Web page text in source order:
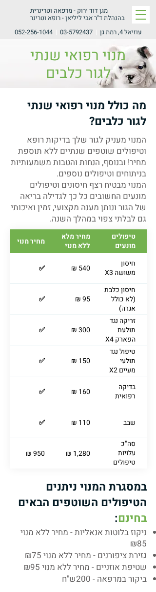
מגן דוד ירוק -מרפאה וטרינרית
בהנהלת ד"ר אבי ליליאן - רופא וטרינר
עוזיאל 4, רמת גן
03-5792437
052-256-1044
מנוי רפואי שנתי
לגור כלבים
מה כולל מנוי רפואי שנתי
לגור כלבים?
המנוי מעניק לגור שלך בדיקות רופא
וטיפולים שוטפים שנתיים ללא תוספת
מחיר! ובנוסף, הנחות והטבות משמעותיות
בניתוחים וטיפולים נוספים.
המנוי מבטיח רצף חיסונים וטיפולים
מונעים החשובים כל כך לגדילה בריאה
של הגור ונותן מענה מקצועי, זמין ואיכותי
גם לבלתי צפוי במהלך השנה.
טיפולים
מונעים
מחיר מלא
ללא מנוי
מחיר מנוי
חיסון
משושה X3
540 ₪
✅
חיסון כלבת
(לא כולל
אגרה)
95 ₪
✅
זריקה נגד
תולעת
הפארק X4
300 ₪
✅
טיפול נגד
תולעי
מעיים X2
150 ₪
✅
בדיקה
רפואית
160 ₪
✅
שבב 110 ₪
✅
סה"כ
עלויות
טיפולים
1,280 ₪
950 ₪
במסגרת המנוי ניתנים
הטיפולים השוטפים הבאים
בחינם:
ניקוז בלוטות אנאליות - מחיר ללא מנוי
₪85
גזירת ציפורנים - מחיר ללא מנוי ₪75
שטיפת אוזניים - מחיר ללא מנוי ₪95
ביקור במרפאה - 200ש"ח